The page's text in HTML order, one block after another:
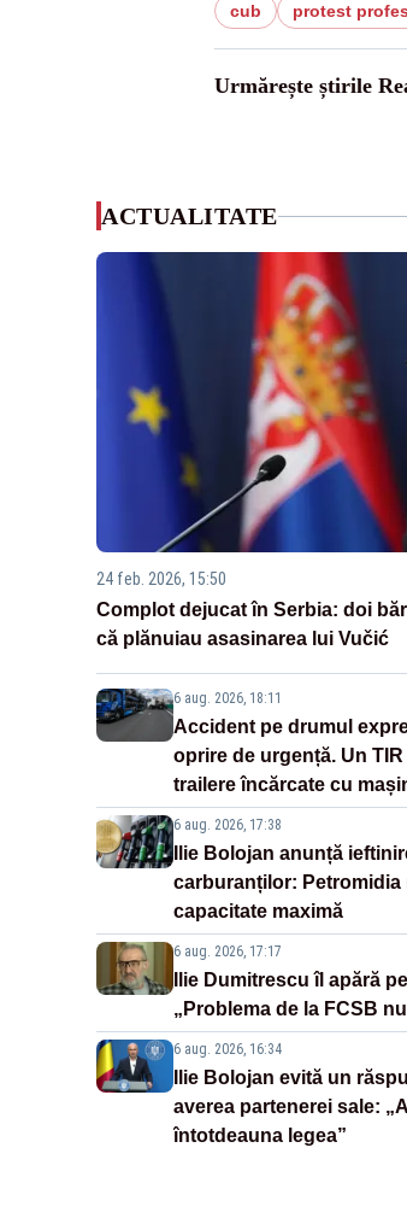
cub protest
Urmărește știrile
ACTUALITATE
24 feb. 2026, 15:50
Complot dejucat în Serbia: doi
că plănuiau asasinarea lui Vučić
6 aug. 2026, 18:11
Accident pe drumul
oprire de urgență. Un
trailere încărcate cu
6 aug. 2026, 17:38
Ilie Bolojan anunță
carburanților: Petromidia
capacitate maximă
6 aug. 2026, 17:17
Ilie Dumitrescu îl apără
„Problema de la FCSB
6 aug. 2026, 16:34
Ilie Bolojan evită un
averea partenerei sale:
întotdeauna legea”